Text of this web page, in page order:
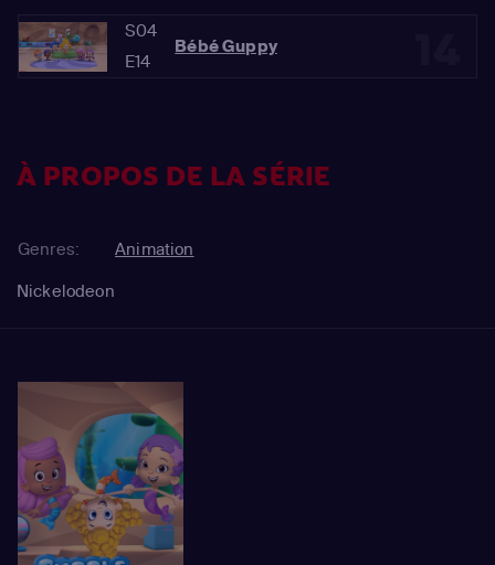
S04
E14
Bébé Guppy
À PROPOS DE LA SÉRIE
Genres:
Animation
Nickelodeon